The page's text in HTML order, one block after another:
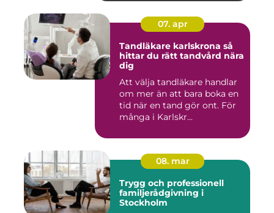
07. apr
Tandläkare karlskrona så
hittar du rätt tandvård nära
dig
Att välja tandläkare handlar
om mer än att bara boka en
tid när en tand gör ont. För
många i Karlskr...
08. mar
Trygg och professionell
familjerådgivning i
Stockholm